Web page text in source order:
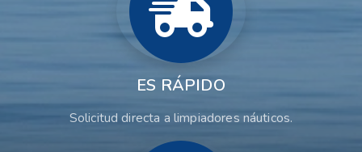
ES RÁPIDO
Solicitud directa a limpiadores náuticos.